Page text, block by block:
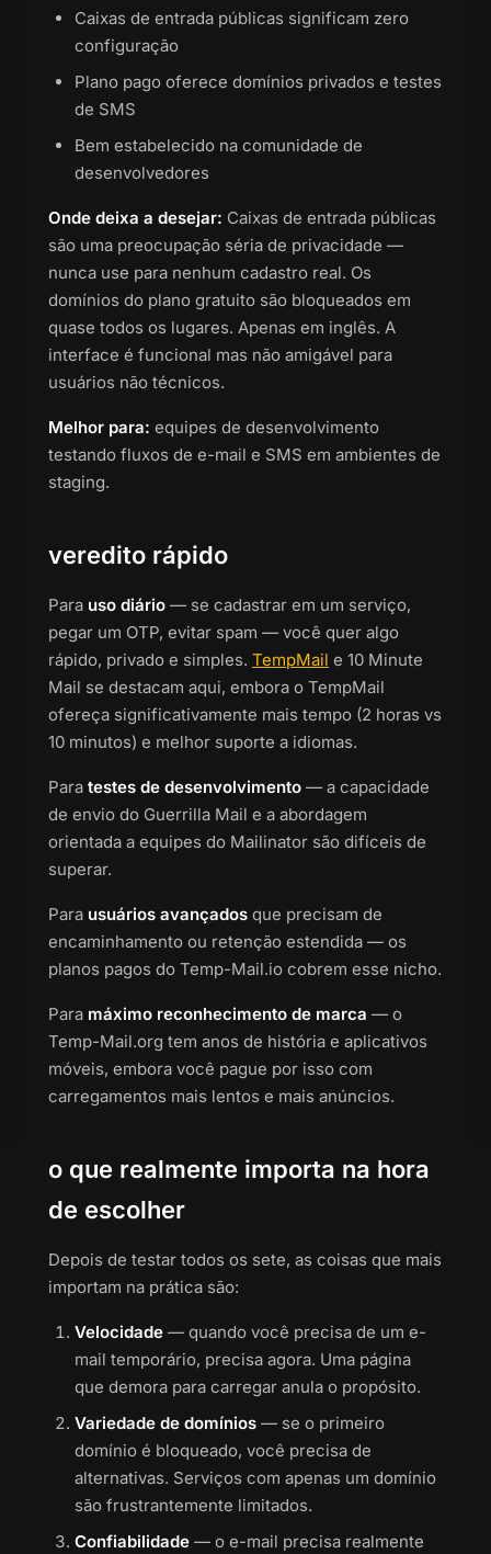
Caixas de entrada públicas significam zero
configuração
Plano pago oferece domínios privados e testes
de SMS
Bem estabelecido na comunidade de
desenvolvedores
Onde deixa a desejar: Caixas de entrada públicas
são uma preocupação séria de privacidade —
nunca use para nenhum cadastro real. Os
domínios do plano gratuito são bloqueados em
quase todos os lugares. Apenas em inglês. A
interface é funcional mas não amigável para
usuários não técnicos.
Melhor para: equipes de desenvolvimento
testando fluxos de e-mail e SMS em ambientes de
staging.
veredito rápido
Para uso diário — se cadastrar em um serviço,
pegar um OTP, evitar spam — você quer algo
rápido, privado e simples. TempMail e 10 Minute
Mail se destacam aqui, embora o TempMail
ofereça significativamente mais tempo (2 horas vs
10 minutos) e melhor suporte a idiomas.
Para testes de desenvolvimento — a capacidade
de envio do Guerrilla Mail e a abordagem
orientada a equipes do Mailinator são difíceis de
superar.
Para usuários avançados que precisam de
encaminhamento ou retenção estendida — os
planos pagos do Temp-Mail.io cobrem esse nicho.
Para máximo reconhecimento de marca — o
Temp-Mail.org tem anos de história e aplicativos
móveis, embora você pague por isso com
carregamentos mais lentos e mais anúncios.
o que realmente importa na hora
de escolher
Depois de testar todos os sete, as coisas que mais
importam na prática são:
Velocidade — quando você precisa de um e-
mail temporário, precisa agora. Uma página
que demora para carregar anula o propósito.
Variedade de domínios — se o primeiro
domínio é bloqueado, você precisa de
alternativas. Serviços com apenas um domínio
são frustrantemente limitados.
Confiabilidade — o e-mail precisa realmente